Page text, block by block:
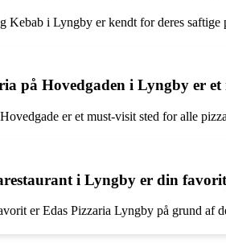
Kebab i Lyngby er kendt for deres
på Hovedgaden i Lyngby er et
er et must-visit sted for alle
i Lyngby er din
er Edas Pizzaria Lyngby på grund af